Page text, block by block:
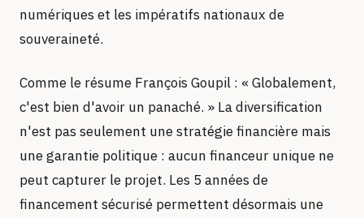
numériques et les impératifs nationaux de
souveraineté.
Comme le résume François Goupil : « Globalement,
c'est bien d'avoir un panaché. » La diversification
n'est pas seulement une stratégie financière mais
une garantie politique : aucun financeur unique ne
peut capturer le projet. Les 5 années de
financement sécurisé permettent désormais une